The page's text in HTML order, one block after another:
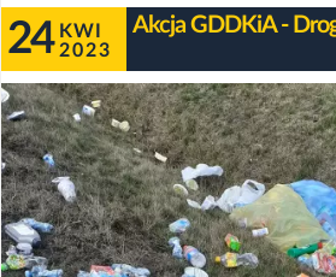
24 KWI
2023
Akcja GDDKiA -